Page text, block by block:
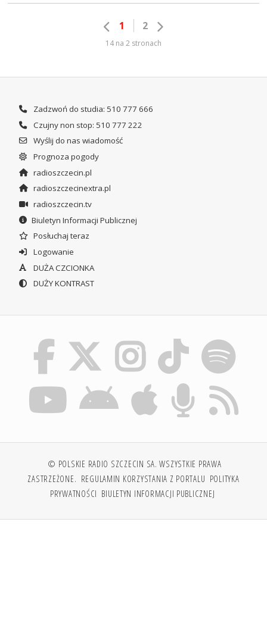
1 2
14 na 2 stronach
Zadzwoń do studia: 510 777 666
Czujny non stop: 510 777 222
Wyślij do nas wiadomość
Prognoza pogody
radioszczecin.pl
radioszczecinextra.pl
radioszczecin.tv
Biuletyn Informacji Publicznej
Posłuchaj teraz
Logowanie
DUŻA CZCIONKA
DUŻY KONTRAST
© POLSKIE RADIO SZCZECIN SA. WSZYSTKIE PRAWA
ZASTRZEŻONE. REGULAMIN KORZYSTANIA Z PORTALU POLITYKA
PRYWATNOŚCI BIULETYN INFORMACJI PUBLICZNEJ